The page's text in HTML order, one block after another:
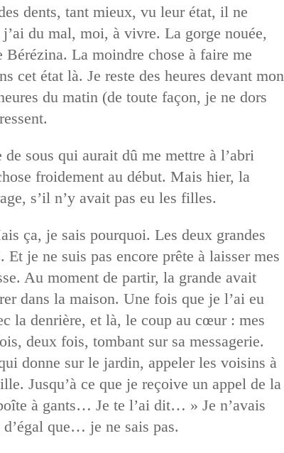
dents, tant mieux, vu leur état, il ne
du mal, moi, à vivre. La gorge nouée,
La moindre chose à faire me
cet état là. Je reste des heures devant mon
du matin (de toute façon, je ne dors
sous qui aurait dû me mettre à l’abri
froidement au début. Mais hier, la
s’il n’y avait pas eu les filles.
ça, je sais pourquoi. Les deux grandes
je ne suis pas encore prête à laisser mes
Au moment de partir, la grande avait
dans la maison. Une fois que je l’ai eu
la denrière, et là, le coup au cœur : mes
deux fois, tombant sur sa messagerie.
donne sur le jardin, appeler les voisins à
Jusqu’à ce que je reçoive un appel de la
à gants… Je te l’ai dit… » Je n’avais
que… je ne sais pas.